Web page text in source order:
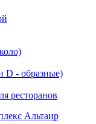
D - образные)
ресторанов